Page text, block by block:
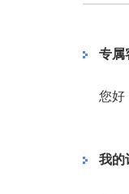
专属
您好
我的